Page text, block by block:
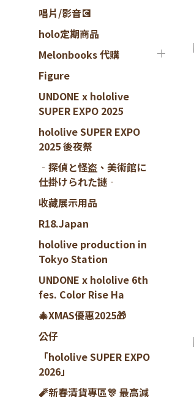
唱片/影音💽
holo定期商品
Melonbooks 代購
Figure
UNDONE x hololive
SUPER EXPO 2025
hololive SUPER EXPO
2025 後夜祭
‐探偵と怪盗、美術館に
仕掛けられた謎‐
收藏展示用品
R18.Japan
hololive production in
Tokyo Station
UNDONE x hololive 6th
fes. Color Rise Ha
🎄XMAS優惠2025🎁
公仔
「hololive SUPER EXPO
2026」
🧨新春清貨專區🎊 最高減